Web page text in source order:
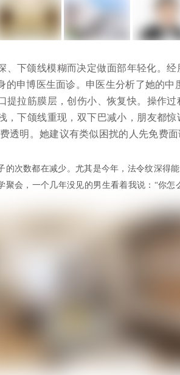
、下颌线模糊而决定做面部年轻化。
的申博医生面诊。申医生分析了她的
提拉筋膜层，创伤小、恢复快。操作
，下颌线重现，双下巴减小，朋友都
透明。她建议有类似困扰的人先免费面
的次数都在减少。尤其是今年，法令纹深得
会，一个几年没见的男生看着我说：“你怎